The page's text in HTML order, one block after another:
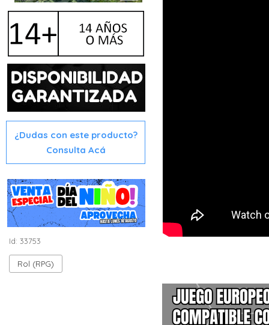
¿Dudas con este producto?
Consulta Acá
Id: 33753
Rol (RPG)